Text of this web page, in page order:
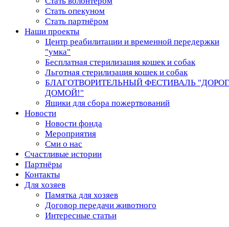
Стать опекуном
Стать партнёром
Наши проекты
Центр реабилитации и временной передержки
"умка"
Бесплатная стерилизация кошек и собак
Льготная стерилизация кошек и собак
БЛАГОТВОРИТЕЛЬНЫЙ ФЕСТИВАЛЬ
ДОМОЙ!"
Ящики для сбора пожертвований
Новости
Новости фонда
Мероприятия
Сми о нас
Счастливые истории
Партнёры
Контакты
Для хозяев
Памятка для хозяев
Договор передачи животного
Интересные статьи